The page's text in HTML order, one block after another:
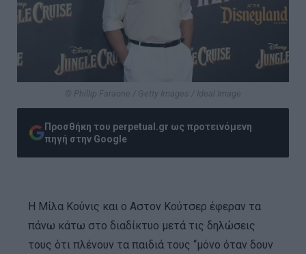
© Phillip Faraone / Getty Images / Ideal Image
Προσθήκη του perpetual.gr ως προτεινόμενη
πηγή στην Google
H Μίλα Κούνις και o Αστον Κούτσερ έφεραν τα
πάνω κάτω στο διαδίκτυο μετά τις δηλώσεις
τους ότι πλένουν τα παιδιά τους “μόνο όταν δουν